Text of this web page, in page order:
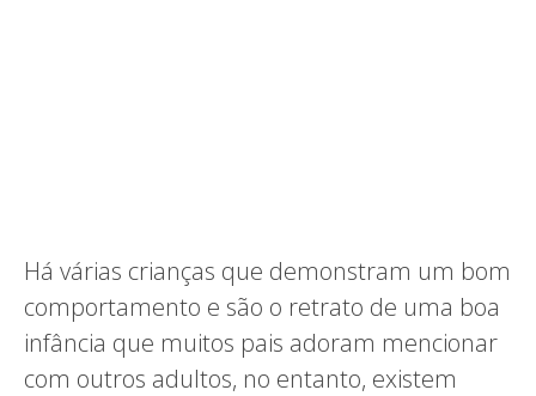
Há várias crianças que demonstram um bom
comportamento e são o retrato de uma boa
infância que muitos pais adoram mencionar
com outros adultos, no entanto, existem